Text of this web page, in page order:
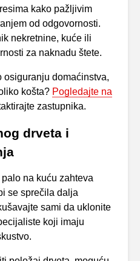
kako pažljivim
od odgovornosti.
nekretnine, kuće ili
za naknadu štete.
osiguranju domaćinstva,
košta? Pogledajte na
zastupnika.
drveta i
na kuću zahteva
se sprečila dalja
sami da uklonite
koji imaju